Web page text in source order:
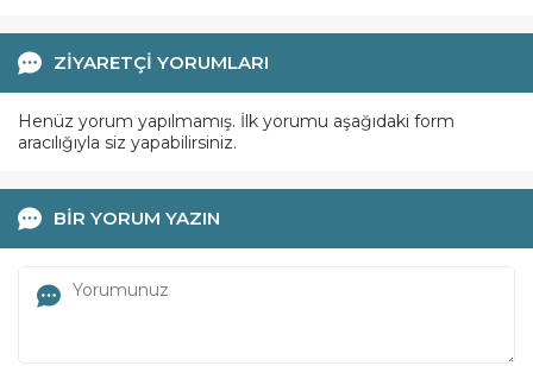
ZİYARETÇİ YORUMLARI
Henüz yorum yapılmamış. İlk yorumu aşağıdaki form
aracılığıyla siz yapabilirsiniz.
BİR YORUM YAZIN